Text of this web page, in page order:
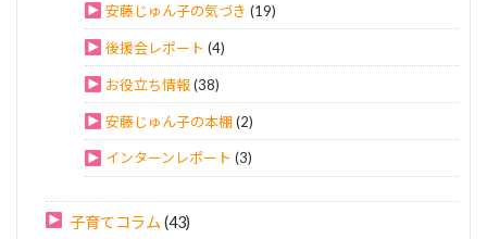
安藤じゅん子の気づき (19)
後援会レポート (4)
お役立ち情報(38)
安藤じゅん子の本棚(2)
インターンレポート (3)
子育てコラム (43)